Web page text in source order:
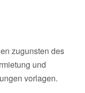
zugunsten des
und
vorlagen.